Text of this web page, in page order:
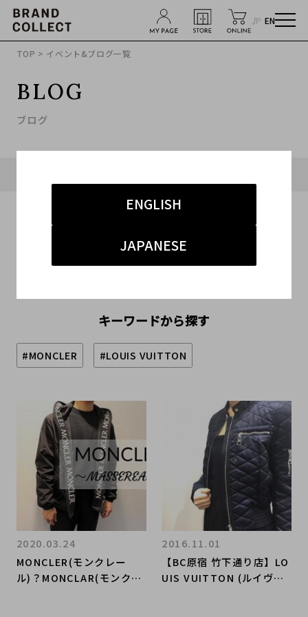
JP EN
ENGLISH
JAPANESE
TOP > イベント&ブログ一覧
BLOG
ブログ
キーワードから探す
#MONCLER #LOUIS VUITTON
MONCLER(モンクレー
ル)？MONCLAR(モンクラ
2020.03.24
【BC原宿 竹下通り店】LO
UIS VUITTON (ルイヴィ
2016.11.01